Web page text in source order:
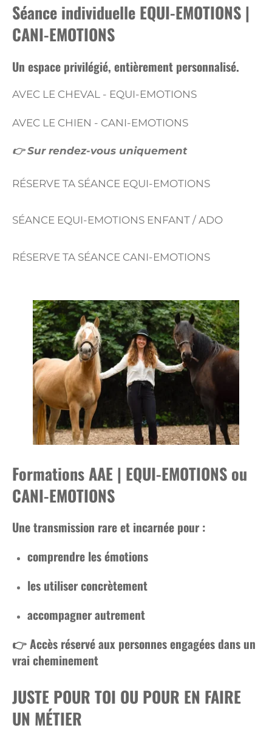
Séance individuelle EQUI-EMOTIONS |
CANI-EMOTIONS
Un espace privilégié, entièrement personnalisé.
AVEC LE CHEVAL - EQUI-EMOTIONS
AVEC LE CHIEN - CANI-EMOTIONS
👉 Sur rendez-vous uniquement
RÉSERVE TA SÉANCE EQUI-EMOTIONS
SÉANCE EQUI-EMOTIONS ENFANT / ADO
RÉSERVE TA SÉANCE CANI-EMOTIONS
Formations AAE | EQUI-EMOTIONS ou
CANI-EMOTIONS
Une transmission rare et incarnée pour :
comprendre les émotions
les utiliser concrètement
accompagner autrement
👉 Accès réservé aux personnes engagées dans un
vrai cheminement
JUSTE POUR TOI OU POUR EN FAIRE
UN MÉTIER